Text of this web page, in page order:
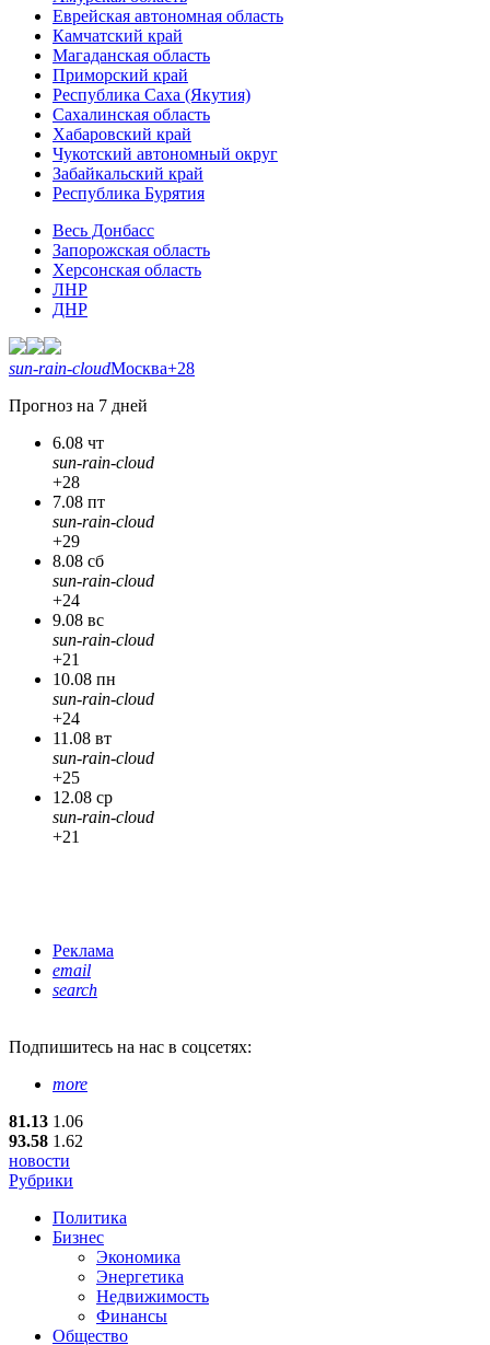
Еврейская автономная область
Камчатский край
Магаданская область
Приморский край
Республика Саха (Якутия)
Сахалинская область
Хабаровский край
Чукотский автономный округ
Забайкальский край
Республика Бурятия
Весь Донбасс
Запорожская область
Херсонская область
ЛНР
ДНР
sun-rain-cloudМосква+28
Прогноз на 7 дней
6.08 чт
sun-rain-cloud
+28
7.08 пт
sun-rain-cloud
+29
8.08 сб
sun-rain-cloud
+24
9.08 вс
sun-rain-cloud
+21
10.08 пн
sun-rain-cloud
+24
11.08 вт
sun-rain-cloud
+25
12.08 ср
sun-rain-cloud
+21
Реклама
email
search
Подпишитесь на нас в соцсетях:
more
81.13 1.06
93.58 1.62
новости
Рубрики
Политика
Бизнес
Экономика
Энергетика
Недвижимость
Финансы
Общество